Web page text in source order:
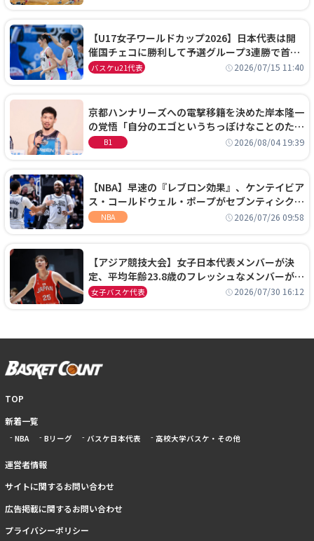
【U17女子ワールドカップ2026】日本代表は開
催国チェコに勝利して予選グループ3連勝で首位
通過！準々決勝の相手はエジプトに決定
バスケu21代表 2026/07/15 11:40
京都ハンナリーズへの電撃移籍を決めた岸本隆一
の覚悟「自分のエゴというちっぽけなことのため
に、京都に来たわけではない」
B1 2026/08/04 19:39
【NBA】早速の『レブロン効果』、ケンテイビア
ス・コールドウェル・ポープがセブンティシクサ
ーズに1年契約で加入
NBA 2026/07/26 09:58
【アジア競技大会】女子日本代表メンバーが決
定、平均年齢23.8歳のフレッシュなメンバーが日
本開催の大舞台で頂点を狙う
女子バスケ代表 2026/07/30 16:12
TOP
新着一覧
NBA Bリーグ バスケ日本代表 高校大学バスケ・その他
運営者情報
サイトに関するお問い合わせ
広告掲載に関するお問い合わせ
プライバシーポリシー